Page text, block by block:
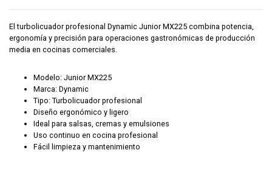
El turbolicuador profesional Dynamic Junior MX225 combina potencia,
ergonomía y precisión para operaciones gastronómicas de producción
media en cocinas comerciales.
Modelo: Junior MX225
Marca: Dynamic
Tipo: Turbolicuador profesional
Diseño ergonómico y ligero
Ideal para salsas, cremas y emulsiones
Uso continuo en cocina profesional
Fácil limpieza y mantenimiento